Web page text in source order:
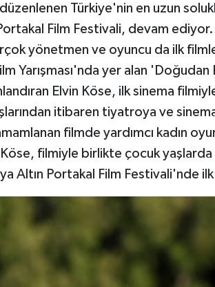
Türkiye'nin en uzun
Film Festivali, devam
yönetmen ve oyuncu da ilk
Yarışması'nda yer alan
Elvin Köse, ilk sinema
itibaren tiyatroya ve
filmde yardımcı kadın
Köse, filmiyle birlikte çocuk
Altın Portakal Film Festivali'nde